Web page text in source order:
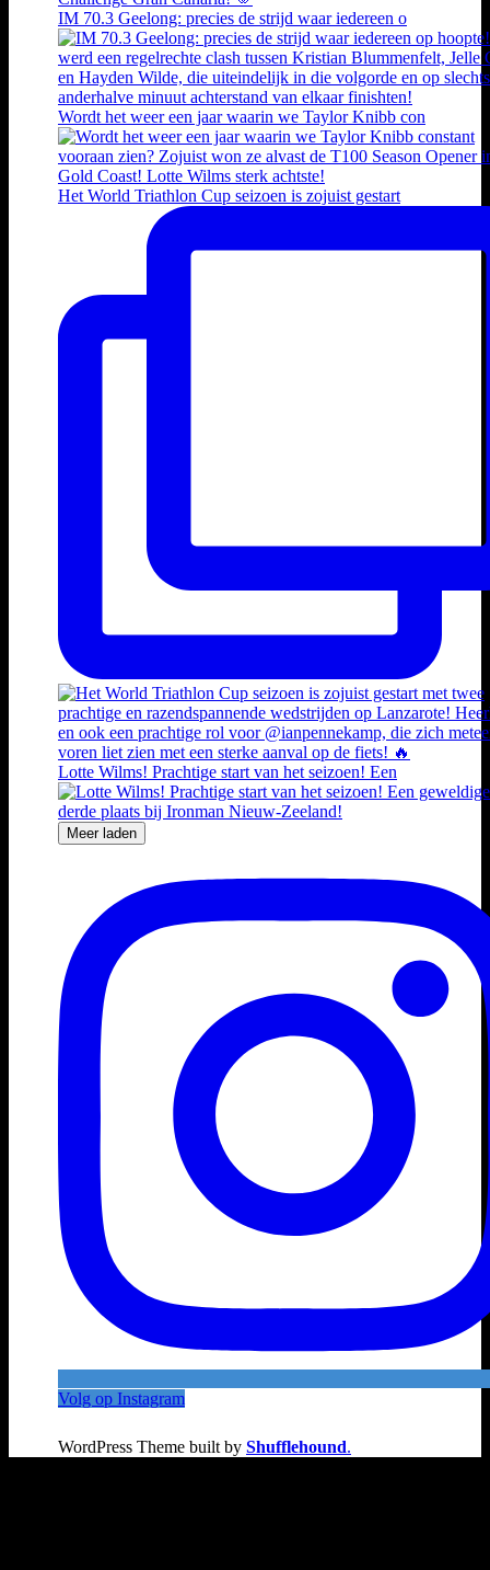
IM 70.3 Geelong: precies de strijd waar iedereen o
Wordt het weer een jaar waarin we Taylor Knibb con
Het World Triathlon Cup seizoen is zojuist gestart
Lotte Wilms! Prachtige start van het seizoen! Een
Meer laden
Volg op Instagram
WordPress Theme built by Shufflehound.